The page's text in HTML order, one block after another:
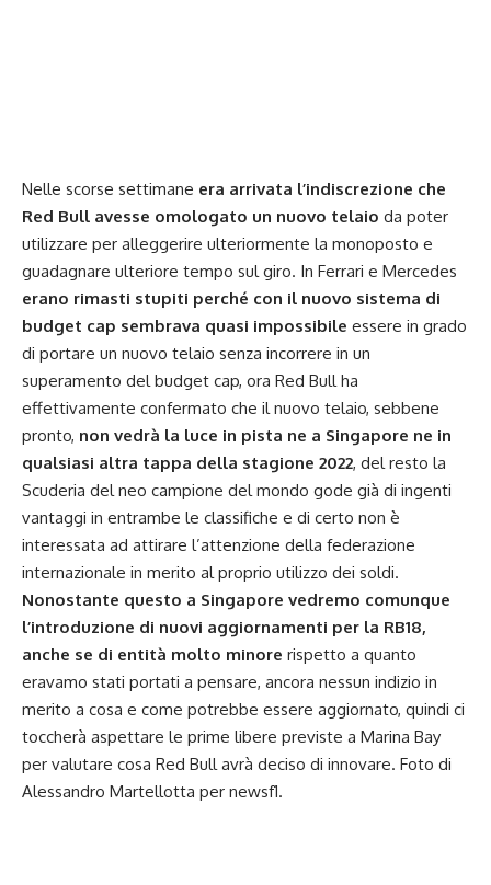
Nelle scorse settimane era arrivata l’indiscrezione che
Red Bull avesse omologato un nuovo telaio da poter
utilizzare per alleggerire ulteriormente la monoposto e
guadagnare ulteriore tempo sul giro. In Ferrari e Mercedes
erano rimasti stupiti perché con il nuovo sistema di
budget cap sembrava quasi impossibile essere in grado
di portare un nuovo telaio senza incorrere in un
superamento del budget cap, ora Red Bull ha
effettivamente confermato che il nuovo telaio, sebbene
pronto, non vedrà la luce in pista ne a Singapore ne in
qualsiasi altra tappa della stagione 2022, del resto la
Scuderia del neo campione del mondo gode già di ingenti
vantaggi in entrambe le classifiche e di certo non è
interessata ad attirare l’attenzione della federazione
internazionale in merito al proprio utilizzo dei soldi.
Nonostante questo a Singapore vedremo comunque
l’introduzione di nuovi aggiornamenti per la RB18,
anche se di entità molto minore rispetto a quanto
eravamo stati portati a pensare, ancora nessun indizio in
merito a cosa e come potrebbe essere aggiornato, quindi ci
toccherà aspettare le prime libere previste a Marina Bay
per valutare cosa Red Bull avrà deciso di innovare. Foto di
Alessandro Martellotta per newsf1.